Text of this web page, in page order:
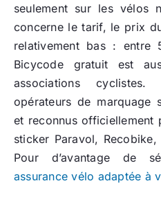
seulement sur les vélos
concerne le tarif, le prix
relativement bas : entre
Bicycode gratuit est
associations
opérateurs de marquage
et reconnus officiellement
sticker Paravol, Recobike,
Pour d’avantage de
assurance vélo adaptée à